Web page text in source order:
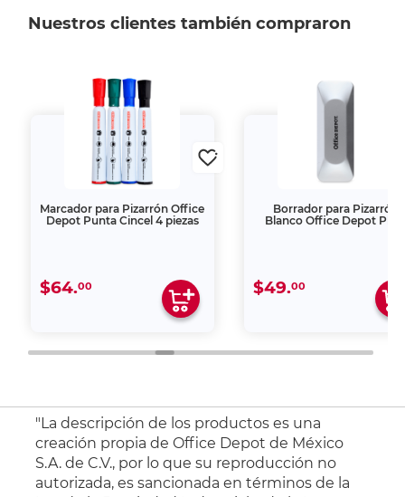
Nuestros clientes también compraron
Marcador para Pizarrón Office
Depot Punta Cincel 4 piezas
$64.00
Borrador para Pizarrón
Blanco Office Depot
$49.00
"La descripción de los productos es una
creación propia de Office Depot de México
S.A. de C.V., por lo que su reproducción no
autorizada, es sancionada en términos de la